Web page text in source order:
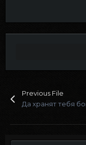
Previous File
Да хранят тебя